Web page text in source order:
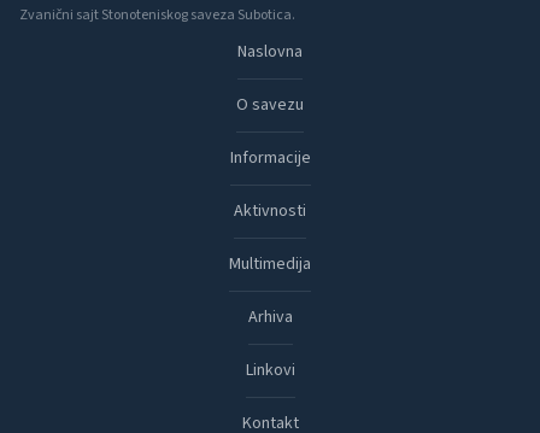
Zvanični sajt Stonoteniskog saveza Subotica.
Naslovna
O savezu
Informacije
Aktivnosti
Multimedija
Arhiva
Linkovi
Kontakt